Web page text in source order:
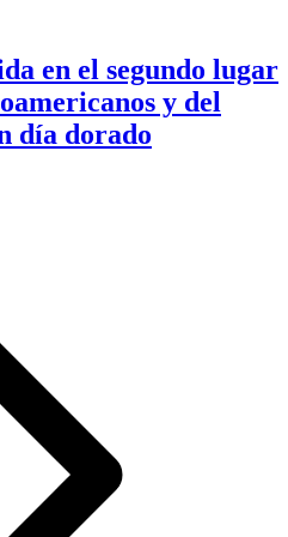
en el segundo lugar
y del
día dorado